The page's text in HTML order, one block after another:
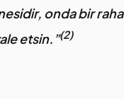
onda bir
etsin.”(2)